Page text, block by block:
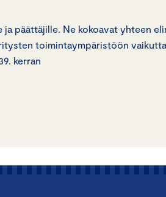
päättäjille. Ne kokoavat yhteen
toimintaympäristöön
kerran